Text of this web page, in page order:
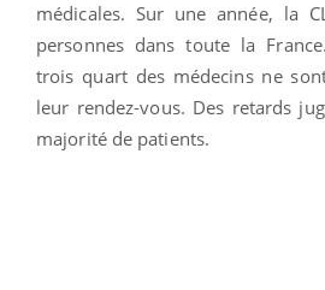
médicales. Sur une année, la
personnes dans toute la
trois quart des médecins ne
leur rendez-vous. Des retards
majorité de patients.